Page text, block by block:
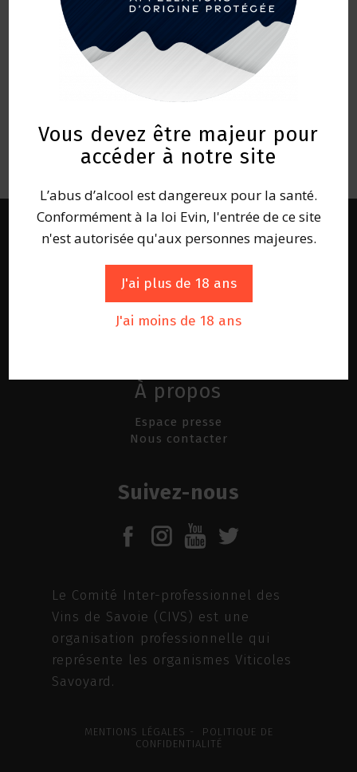
Vous devez être majeur pour
accéder à notre site
L’abus d’alcool est dangereux pour la santé.
Conformément à la loi Evin, l'entrée de ce site
n'est autorisée qu'aux personnes majeures.
J'ai plus de 18 ans
J'ai moins de 18 ans
À propos
Espace presse
Nous contacter
Suivez-nous
Le Comité Inter-professionnel des
Vins de Savoie (CIVS) est une
organisation professionnelle qui
représente les organismes Viticoles
Savoyard.
MENTIONS LÉGALES - POLITIQUE DE
CONFIDENTIALITÉ